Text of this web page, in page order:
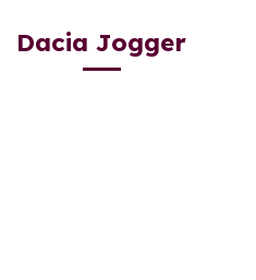
Dacia Jogger